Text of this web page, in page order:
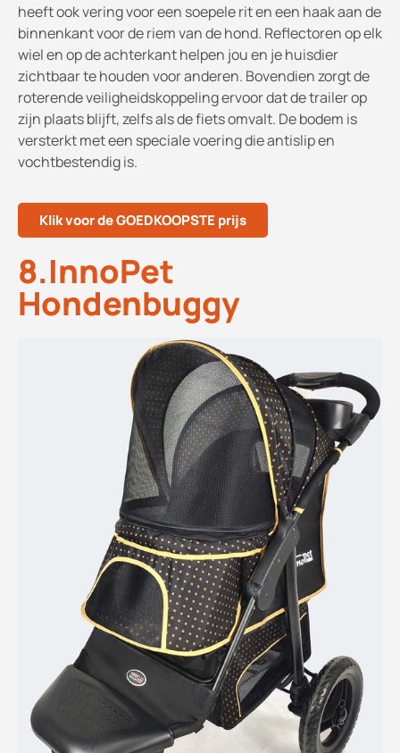
heeft ook vering voor een soepele rit en een haak aan de
binnenkant voor de riem van de hond. Reflectoren op elk
wiel en op de achterkant helpen jou en je huisdier
zichtbaar te houden voor anderen. Bovendien zorgt de
roterende veiligheidskoppeling ervoor dat de trailer op
zijn plaats blijft, zelfs als de fiets omvalt. De bodem is
versterkt met een speciale voering die antislip en
vochtbestendig is.
Klik voor de GOEDKOOPSTE prijs
8.InnoPet
Hondenbuggy